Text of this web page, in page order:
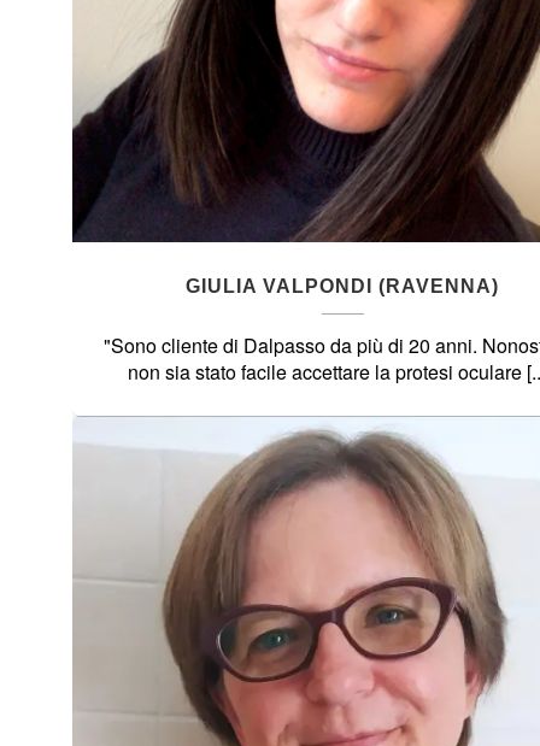
GIULIA VALPONDI (RAVENNA)
"Sono cliente di Dalpasso da più di 20 anni.
non sia stato facile accettare la protesi oculare